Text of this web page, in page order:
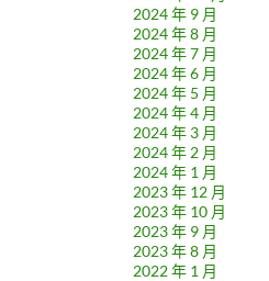
2024 年 9 月
2024 年 8 月
2024 年 7 月
2024 年 6 月
2024 年 5 月
2024 年 4 月
2024 年 3 月
2024 年 2 月
2024 年 1 月
2023 年 12 月
2023 年 10 月
2023 年 9 月
2023 年 8 月
2022 年 1 月